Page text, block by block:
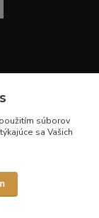
súborov
sa Vašich